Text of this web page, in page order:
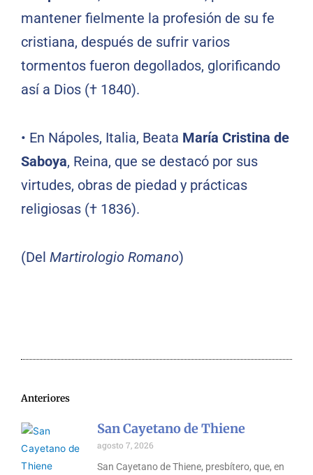
mantener fielmente la profesión de su fe
cristiana, después de sufrir varios
tormentos fueron degollados, glorificando
así a Dios († 1840).
• En Nápoles, Italia, Beata María Cristina de
Saboya, Reina, que se destacó por sus
virtudes, obras de piedad y prácticas
religiosas († 1836).
(Del Martirologio Romano)
Anteriores
San Cayetano de Thiene
agosto 7, 2026
San Cayetano de Thiene, presbítero, que, en